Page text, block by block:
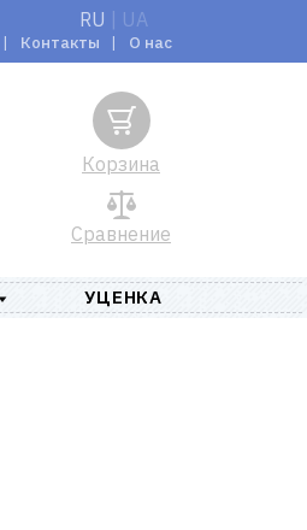
RU UA
Контакты О нас
Сравнение
Корзина
УЦЕНКА